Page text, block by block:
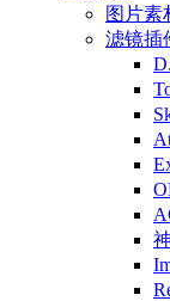
图片素
滤镜插